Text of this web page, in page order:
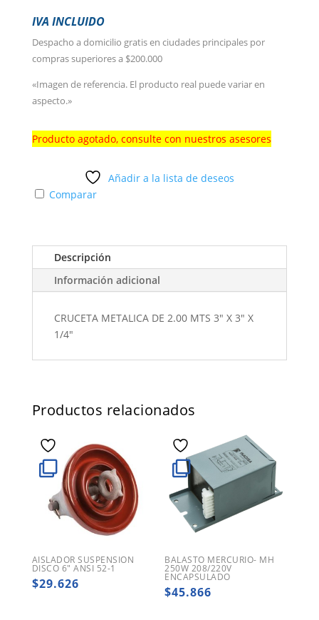
IVA INCLUIDO
Despacho a domicilio gratis en ciudades principales por
compras superiores a $200.000
«Imagen de referencia. El producto real puede variar en
aspecto.»
Producto agotado, consulte con nuestros asesores
Añadir a la lista de deseos
Comparar
Descripción
Información adicional
CRUCETA METALICA DE 2.00 MTS 3" X 3" X
1/4"
Productos relacionados
AISLADOR SUSPENSION
DISCO 6″ ANSI 52-1
$29.626
BALASTO MERCURIO- MH
250W 208/220V
ENCAPSULADO
$45.866